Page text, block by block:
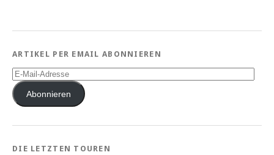
ARTIKEL PER EMAIL ABONNIEREN
E-
Mail-
AdresseAbonnieren
DIE LETZTEN TOUREN